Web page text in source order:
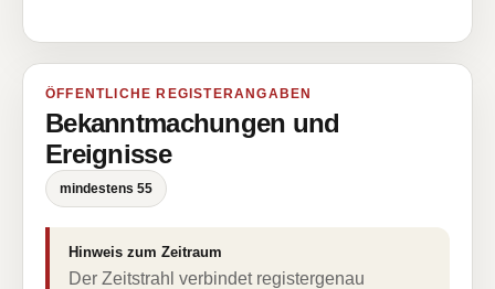
ÖFFENTLICHE REGISTERANGABEN
Bekanntmachungen und
Ereignisse
mindestens 55
Hinweis zum Zeitraum
Der Zeitstrahl verbindet registergenau